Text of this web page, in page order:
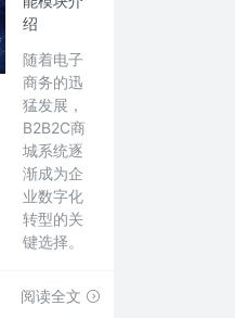
绍
随着电子
商务的迅
猛发展，
B2B2C商
城系统逐
渐成为企
业数字化
转型的关
键选择。
阅读全文